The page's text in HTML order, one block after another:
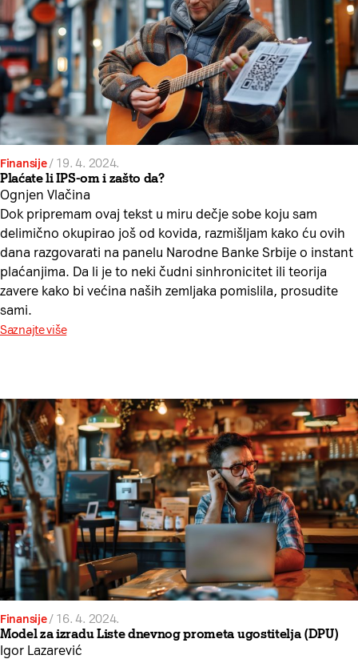
Finansije/ 19. 4. 2024.
Plaćate li IPS-om i zašto da?
Ognjen Vlačina
Dok pripremam ovaj tekst u miru dečje sobe koju sam
delimično okupirao još od kovida, razmišljam kako ću ovih
dana razgovarati na panelu Narodne Banke Srbije o instant
plaćanjima. Da li je to neki čudni sinhronicitet ili teorija
zavere kako bi većina naših zemljaka pomislila, prosudite
sami.
Saznajte više
Finansije/ 16. 4. 2024.
Model za izradu Liste dnevnog prometa ugostitelja (DPU)
Igor Lazarević